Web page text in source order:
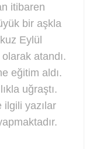
itibaren
bir aşkla
Eylül
atandı.
eğitim aldı.
uğraştı.
ilgili yazılar